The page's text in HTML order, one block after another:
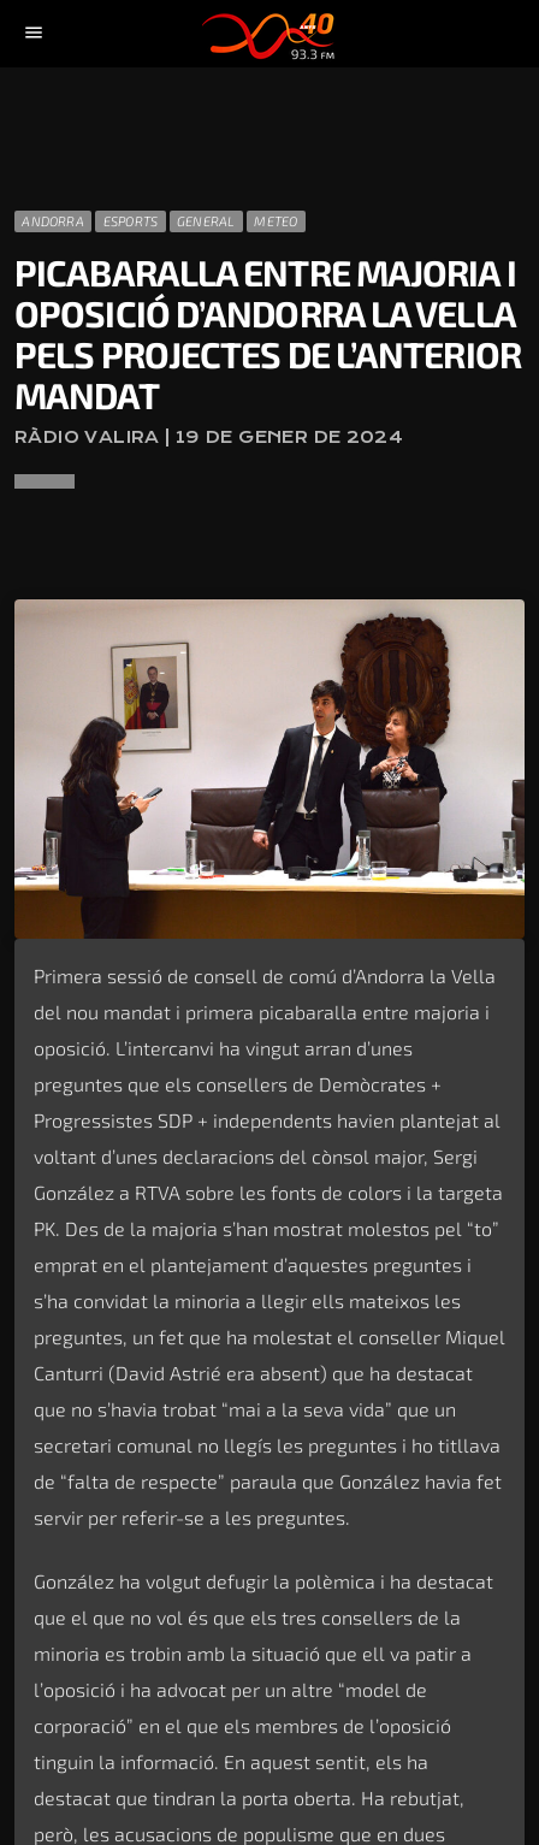
menu
ANDORRA ESPORTS GENERAL METEO
PICABARALLA ENTRE MAJORIA I
OPOSICIÓ D’ANDORRA LA VELLA
PELS PROJECTES DE L’ANTERIOR
MANDAT
RÀDIO VALIRA | 19 DE GENER DE 2024
Primera sessió de consell de comú d’Andorra la Vella
del nou mandat i primera picabaralla entre majoria i
oposició. L’intercanvi ha vingut arran d’unes
preguntes que els consellers de Demòcrates +
Progressistes SDP + independents havien plantejat al
voltant d’unes declaracions del cònsol major, Sergi
González a RTVA sobre les fonts de colors i la targeta
PK. Des de la majoria s’han mostrat molestos pel “to”
emprat en el plantejament d’aquestes preguntes i
s’ha convidat la minoria a llegir ells mateixos les
preguntes, un fet que ha molestat el conseller Miquel
Canturri (David Astrié era absent) que ha destacat
que no s’havia trobat “mai a la seva vida” que un
secretari comunal no llegís les preguntes i ho titllava
de “falta de respecte” paraula que González havia fet
servir per referir-se a les preguntes.
González ha volgut defugir la polèmica i ha destacat
que el que no vol és que els tres consellers de la
minoria es trobin amb la situació que ell va patir a
l’oposició i ha advocat per un altre “model de
corporació” en el que els membres de l’oposició
tinguin la informació. En aquest sentit, els ha
destacat que tindran la porta oberta. Ha rebutjat,
però, les acusacions de populisme que en dues